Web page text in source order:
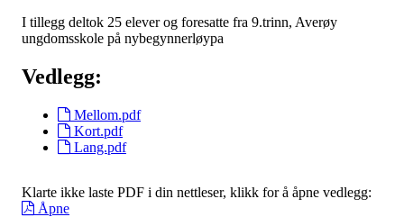
I tillegg deltok 25 elever og foresatte fra 9.trinn, Averøy
ungdomsskole på nybegynnerløypa
Vedlegg:
Mellom.pdf
Kort.pdf
Lang.pdf
Klarte ikke laste PDF i din nettleser, klikk for å åpne vedlegg:
Åpne